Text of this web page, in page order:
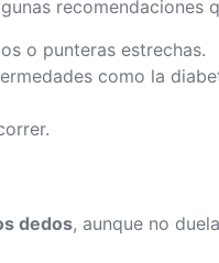
recomendaciones
o punteras estrechas.
como la
dedos, aunque no